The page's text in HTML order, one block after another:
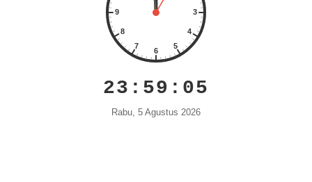
23:59:05
Rabu, 5 Agustus 2026